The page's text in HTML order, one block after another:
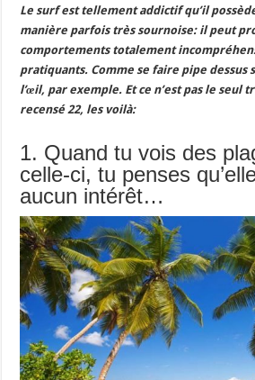
Le surf est tellement addictif qu’il
manière parfois très sournoise: il peut
comportements totalement
pratiquants. Comme se faire pipe dessus
l’œil, par exemple. Et ce n’est pas le seul
recensé 22, les voilà:
1. Quand tu vois des
celle-ci, tu penses
aucun intérêt…